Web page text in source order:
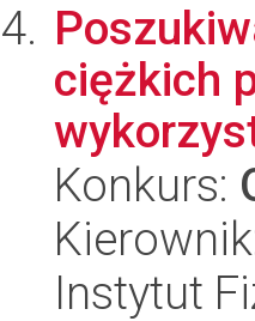
ciężkich
Konkurs:
Instytut